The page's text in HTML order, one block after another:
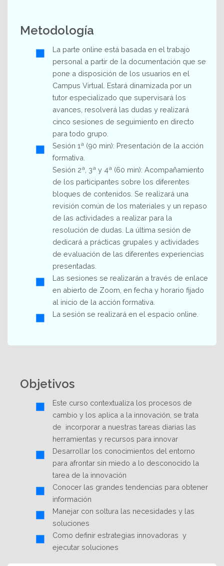
Metodología
La parte online está basada en el trabajo
personal a partir de la documentación que se
pone a disposición de los usuarios en el
Campus Virtual. Estará dinamizada por un
tutor especializado que supervisará los
avances, resolverá las dudas y realizará
cinco sesiones de seguimiento en directo
para todo grupo.
Sesión 1ª (90 min): Presentación de la acción
formativa.
Sesión 2ª, 3ª y 4ª (60 min): Acompañamiento
de los participantes sobre los diferentes
bloques de contenidos. Se realizará una
revisión común de los materiales y un repaso
de las actividades a realizar para la
resolución de dudas. La última sesión de
dedicará a prácticas grupales y actividades
de evaluación de las diferentes experiencias
presentadas.
Las sesiones se realizarán a través de enlace
en abierto de Zoom, en fecha y horario fijado
al inicio de la acción formativa.
La sesión se realizará en el espacio online.
Objetivos
Este curso contextualiza los procesos de
cambio y los aplica a la innovación, se trata
de incorporar a nuestras tareas diarias las
herramientas y recursos para innovar
Desarrollar los conocimientos del entorno
para afrontar sin miedo a lo desconocido la
tarea de la innovación
Conocer las grandes tendencias para obtener
información
Manejar con soltura las necesidades y las
soluciones
Como definir estrategias innovadoras y
ejecutar soluciones